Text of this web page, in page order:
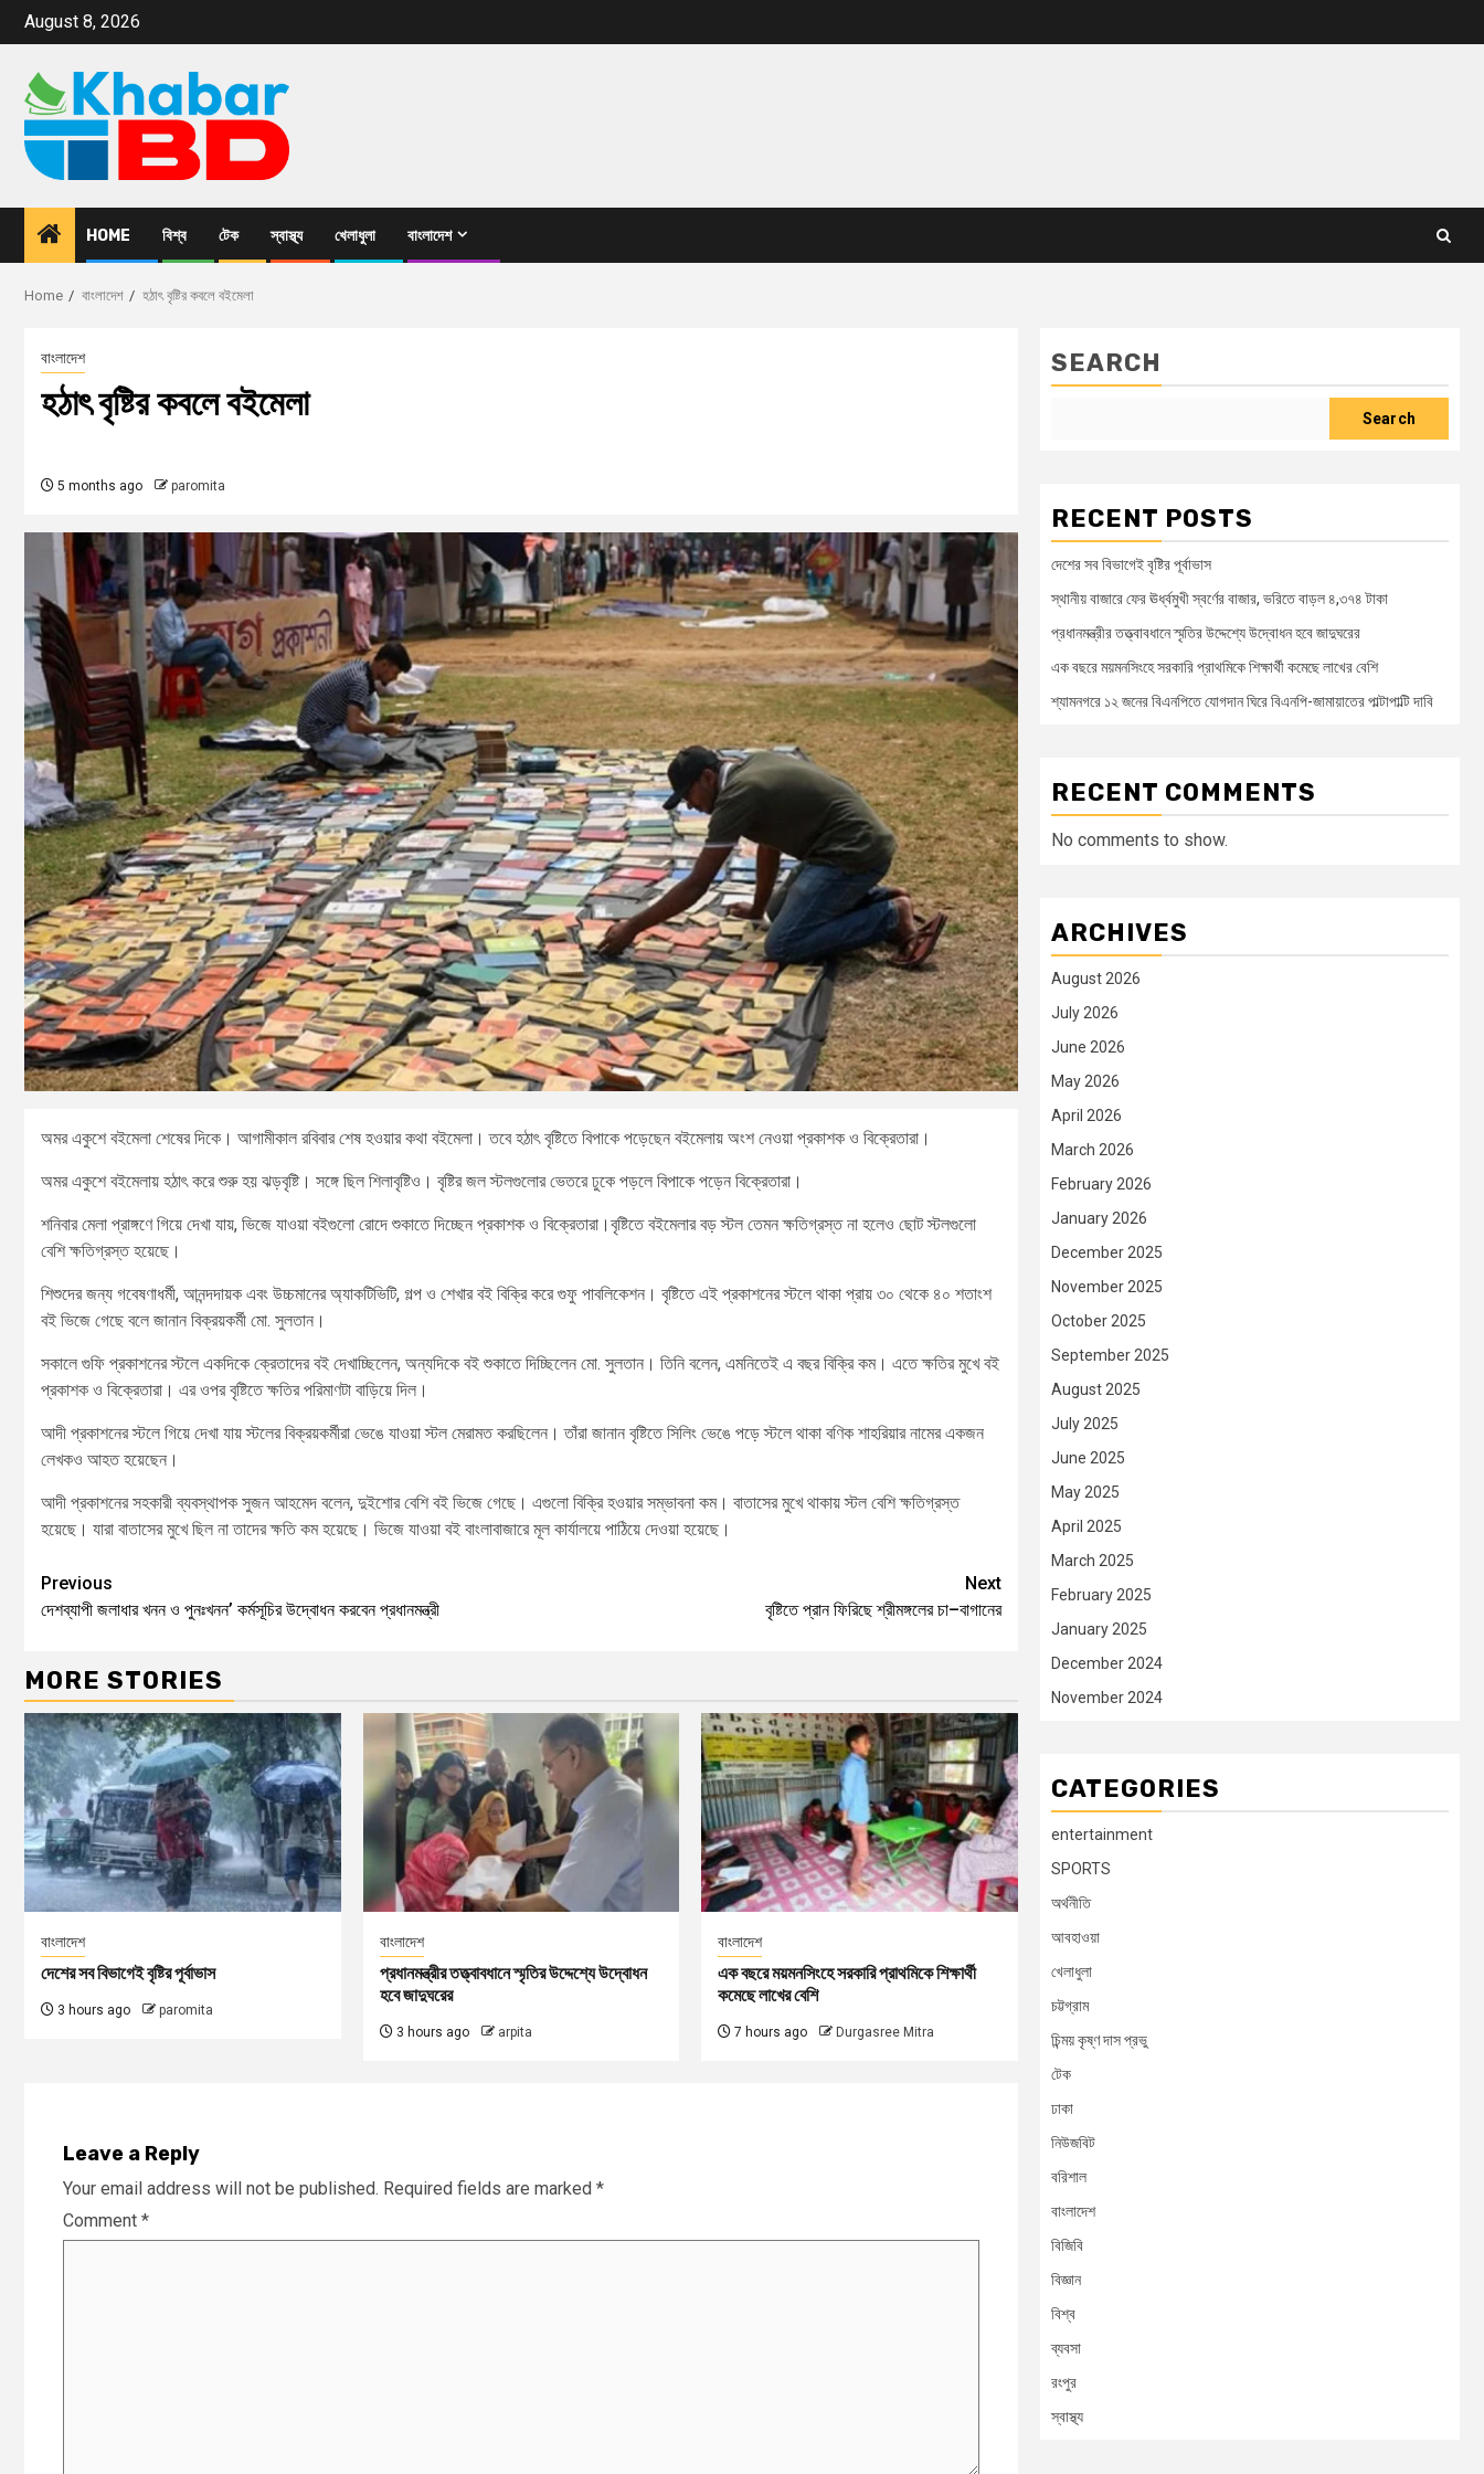
August 8, 2026
HOME বিশ্ব টেক স্বাস্থ্য খেলাধুলা বাংলাদেশ
Home বাংলাদেশ হঠাৎ বৃষ্টির কবলে বইমেলা
বাংলাদেশ
হঠাৎ বৃষ্টির কবলে বইমেলা
5 months ago paromita
অমর একুশে বইমেলা শেষের দিকে। আগামীকাল রবিবার শেষ হওয়ার কথা বইমেলা। তবে হঠাৎ বৃষ্টিতে বিপাকে পড়েছেন বইমেলায় অংশ নেওয়া প্রকাশক ও বিক্রেতারা।
অমর একুশে বইমেলায় হঠাৎ করে শুরু হয় ঝড়বৃষ্টি। সঙ্গে ছিল শিলাবৃষ্টিও। বৃষ্টির জল স্টলগুলোর ভেতরে ঢুকে পড়লে বিপাকে পড়েন বিক্রেতারা।
শনিবার মেলা প্রাঙ্গণে গিয়ে দেখা যায়, ভিজে যাওয়া বইগুলো রোদে শুকাতে দিচ্ছেন প্রকাশক ও বিক্রেতারা।বৃষ্টিতে বইমেলার বড় স্টল তেমন ক্ষতিগ্রস্ত না হলেও ছোট স্টলগুলো
বেশি ক্ষতিগ্রস্ত হয়েছে।
শিশুদের জন্য গবেষণাধর্মী, আনন্দদায়ক এবং উচ্চমানের অ্যাকটিভিটি, গল্প ও শেখার বই বিক্রি করে গুফু পাবলিকেশন। বৃষ্টিতে এই প্রকাশনের স্টলে থাকা প্রায় ৩০ থেকে ৪০ শতাংশ
বই ভিজে গেছে বলে জানান বিক্রয়কর্মী মো. সুলতান।
সকালে গুফি প্রকাশনের স্টলে একদিকে ক্রেতাদের বই দেখাচ্ছিলেন, অন্যদিকে বই শুকাতে দিচ্ছিলেন মো. সুলতান। তিনি বলেন, এমনিতেই এ বছর বিক্রি কম। এতে ক্ষতির মুখে বই
প্রকাশক ও বিক্রেতারা। এর ওপর বৃষ্টিতে ক্ষতির পরিমাণটা বাড়িয়ে দিল।
আদী প্রকাশনের স্টলে গিয়ে দেখা যায় স্টলের বিক্রয়কর্মীরা ভেঙে যাওয়া স্টল মেরামত করছিলেন। তাঁরা জানান বৃষ্টিতে সিলিং ভেঙে পড়ে স্টলে থাকা বণিক শাহরিয়ার নামের একজন
লেখকও আহত হয়েছেন।
আদী প্রকাশনের সহকারী ব্যবস্থাপক সুজন আহমেদ বলেন, দুইশোর বেশি বই ভিজে গেছে। এগুলো বিক্রি হওয়ার সম্ভাবনা কম। বাতাসের মুখে থাকায় স্টল বেশি ক্ষতিগ্রস্ত
হয়েছে। যারা বাতাসের মুখে ছিল না তাদের ক্ষতি কম হয়েছে। ভিজে যাওয়া বই বাংলাবাজারে মূল কার্যালয়ে পাঠিয়ে দেওয়া হয়েছে।
Previous
দেশব্যাপী জলাধার খনন ও পুনঃখনন’ কর্মসূচির উদ্বোধন করবেন প্রধানমন্ত্রী
Next
বৃষ্টিতে প্রান ফিরিছে শ্রীমঙ্গলের চা–বাগানের
MORE STORIES
বাংলাদেশ
দেশের সব বিভাগেই বৃষ্টির পূর্বাভাস
3 hours ago paromita
বাংলাদেশ
প্রধানমন্ত্রীর তত্ত্বাবধানে স্মৃতির উদ্দেশ্যে উদ্বোধন
হবে জাদুঘরের
3 hours ago arpita
বাংলাদেশ
এক বছরে ময়মনসিংহে সরকারি প্রাথমিকে শিক্ষার্থী
কমেছে লাখের বেশি
7 hours ago Durgasree Mitra
Leave a Reply
Your email address will not be published. Required fields are marked *
Comment *
SEARCH
Search
RECENT POSTS
দেশের সব বিভাগেই বৃষ্টির পূর্বাভাস
স্থানীয় বাজারে ফের ঊর্ধ্বমুখী স্বর্ণের বাজার, ভরিতে বাড়ল ৪,৩৭৪ টাকা
প্রধানমন্ত্রীর তত্ত্বাবধানে স্মৃতির উদ্দেশ্যে উদ্বোধন হবে জাদুঘরের
এক বছরে ময়মনসিংহে সরকারি প্রাথমিকে শিক্ষার্থী কমেছে লাখের বেশি
শ্যামনগরে ১২ জনের বিএনপিতে যোগদান ঘিরে বিএনপি-জামায়াতের পাল্টাপাল্টি দাবি
RECENT COMMENTS
No comments to show.
ARCHIVES
August 2026
July 2026
June 2026
May 2026
April 2026
March 2026
February 2026
January 2026
December 2025
November 2025
October 2025
September 2025
August 2025
July 2025
June 2025
May 2025
April 2025
March 2025
February 2025
January 2025
December 2024
November 2024
CATEGORIES
entertainment
SPORTS
অর্থনীতি
আবহাওয়া
খেলাধুলা
চট্টগ্রাম
চিন্ময় কৃষ্ণ দাস প্রভু
টেক
ঢাকা
নিউজবিট
বরিশাল
বাংলাদেশ
বিজিবি
বিজ্ঞান
বিশ্ব
ব্যবসা
রংপুর
স্বাস্থ্য